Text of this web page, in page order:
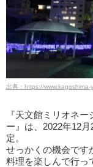
出典：https://
『天文館ミリオネ
ー』は、2022年12
定。
せっかくの機会です
料理を楽しんで行っ